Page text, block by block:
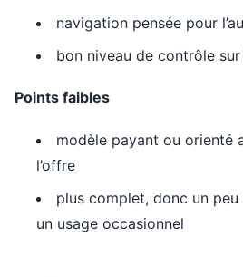
navigation pensée pour
bon niveau de contrôle
Points faibles
modèle payant ou orienté
l’offre
plus complet, donc un
un usage occasionnel